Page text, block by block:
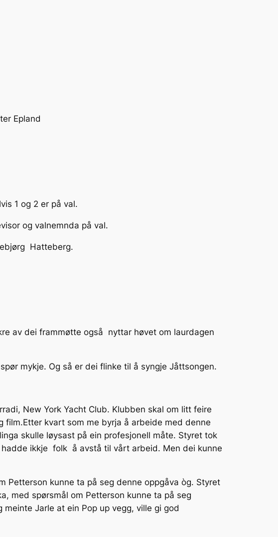
Epland
1 og 2 er på val.
og valnemnda på val.
Hatteberg.
av dei frammøtte også nyttar høvet om laurdagen
mykje. Og så er dei flinke til å syngje Jåttsongen.
New York Yacht Club. Klubben skal om litt feire
kvart som me byrja å arbeide med denne
skulle løysast på ein profesjonell måte. Styret tok
ikkje folk å avstå til vårt arbeid. Men dei kunne
kunne ta på seg denne oppgåva òg. Styret
med spørsmål om Petterson kunne ta på seg
Jarle at ein Pop up vegg, ville gi god